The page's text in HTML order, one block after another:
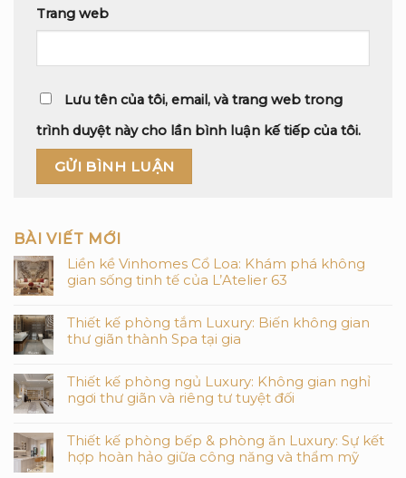
BÀI VIẾT MỚI
Liền kề Vinhomes Cổ Loa: Khám phá không
gian sống tinh tế của L’Atelier 63
Thiết kế phòng tắm Luxury: Biến không gian
thư giãn thành Spa tại gia
Thiết kế phòng ngủ Luxury: Không gian nghỉ
ngơi thư giãn và riêng tư tuyệt đối
Thiết kế phòng bếp & phòng ăn Luxury: Sự kết
hợp hoàn hảo giữa công năng và thẩm mỹ
Trang web
Lưu tên của tôi, email, và trang web trong
trình duyệt này cho lần bình luận kế tiếp của tôi.